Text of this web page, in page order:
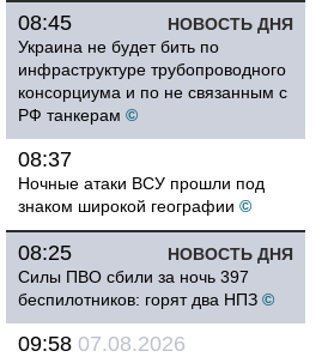
НОВОСТЬ ДНЯ
08:45
Украина не будет бить по
инфраструктуре трубопроводного
консорциума и по не связанным с
РФ танкерам ©
08:37
Ночные атаки ВСУ прошли под
знаком широкой географии ©
НОВОСТЬ ДНЯ
08:25
Силы ПВО сбили за ночь 397
беспилотников: горят два НПЗ ©
09:58 07.08.2026